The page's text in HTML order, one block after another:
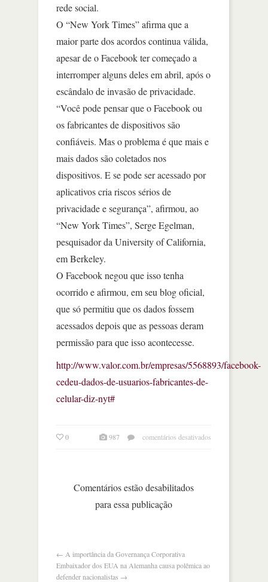
rede social.
O “New York Times” afirma que a
maior parte dos acordos continua válida,
apesar de o Facebook ter começado a
interromper alguns deles em abril, após o
escândalo de invasão de privacidade.
“Você pode pensar que o Facebook ou
os fabricantes de dispositivos são
confiáveis. Mas o problema é que mais e
mais dados são coletados nos
dispositivos. E se pode ser acessado por
aplicativos cria riscos sérios de
privacidade e segurança”, afirmou, ao
“New York Times”, Serge Egelman,
pesquisador da University of California,
em Berkeley.
O Facebook negou que isso tenha
ocorrido e afirmou, em seu blog oficial,
que só permitiu que os dados fossem
acessados depois que as pessoas deram
permissão para que isso acontecesse.
http://www.valor.com.br/empresas/5568893/facebook-
cedeu-dados-de-usuarios-fabricantes-de-
celular-diz-nyt#
0 987 comentários desativados
Comentários estão desabilitados
para essa publicação
← A importância da Governança Corporativa
Embaixador dos EUA na Alemanha causa polêmica ao
defender nacionalistas →